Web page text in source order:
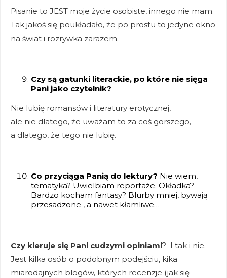
Pisanie to JEST moje życie osobiste, innego nie mam.
Tak jakoś się poukładało, że po prostu to jedyne okno
na świat i rozrywka zarazem.
Czy są gatunki literackie, po które nie sięga
Pani jako czytelnik?
Nie lubię romansów i literatury erotycznej,
ale nie dlatego, że uważam to za coś gorszego,
a dlatego, że tego nie lubię.
Co przyciąga Panią do lektury? Nie wiem,
tematyka? Uwielbiam reportaże. Okładka?
Bardzo kocham fantasy? Blurby mniej, bywają
przesadzone , a nawet kłamliwe…
Czy kieruje się Pani cudzymi opiniami? I tak i nie.
Jest kilka osób o podobnym podejściu, kika
miarodajnych blogów, których recenzje (jak się